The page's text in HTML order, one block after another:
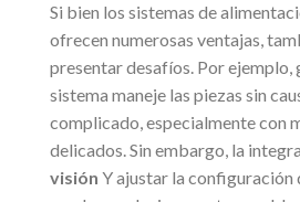
Si bien los sistemas de
ofrecen numerosas ventajas,
presentar desafíos. Por ejemplo,
sistema maneje las piezas sin
complicado, especialmente con
delicados. Sin embargo, la
visión Y ajustar la configuración